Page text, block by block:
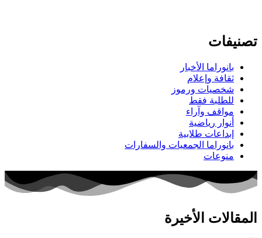
تصنيفات
بانوراما الأخبار
ثقافة وإعلام
شخصيات ورموز
للطلبة فقط
مواقف وآراء
أنوار رياضية
إبداعات طلابية
بانوراما الجمعيات والسفارات
منوعات
المقالات الأخيرة